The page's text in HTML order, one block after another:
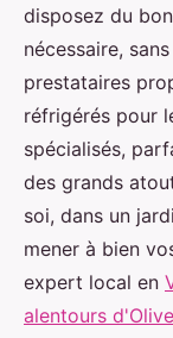
disposez du
nécessaire,
prestataires
réfrigérés pour
spécialisés,
des grands
soi, dans un
mener à bien
expert local en
alentours